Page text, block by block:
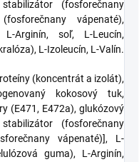
(fosforečnany
vápenaté),
Arginín, soľ, L-Leucín,
L-Izoleucín, L-Valín.
(koncentrát a izolát),
kokosový tuk,
(E471, E472a), glukózový
(fosforečnany
vápenaté)], L-
guma), L-Arginín,